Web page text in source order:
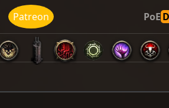
Patreon PoE